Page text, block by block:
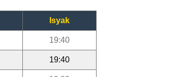
Isyak
19:40
19:40